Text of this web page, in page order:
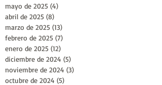
mayo de 2025 (4)
abril de 2025 (8)
marzo de 2025 (13)
febrero de 2025 (7)
enero de 2025 (12)
diciembre de 2024 (5)
noviembre de 2024 (3)
octubre de 2024 (5)